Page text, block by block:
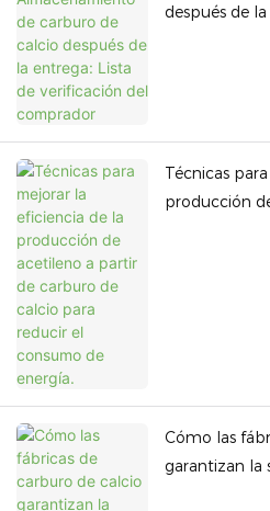
después de
Técnicas
producción
Cómo las
garantizan la